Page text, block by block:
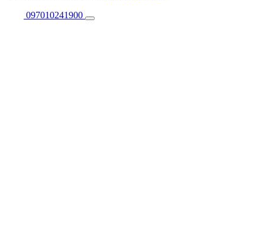
097010241900